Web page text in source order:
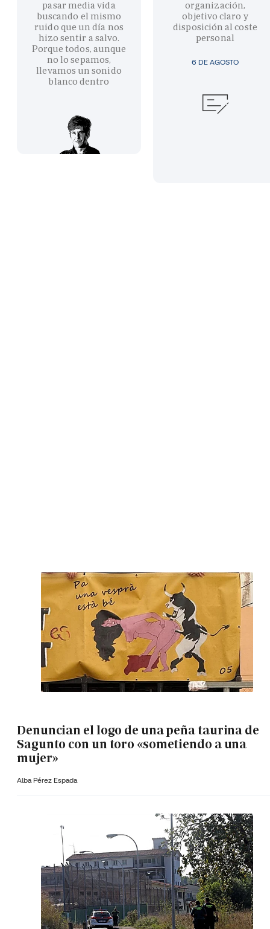
pasar media vida
buscando el mismo
ruido que un día nos
hizo sentir a salvo.
Porque todos, aunque
no lo sepamos,
llevamos un sonido
blanco dentro
6 DE AGOSTO
organización,
objetivo claro y
disposición al coste
personal
Denuncian el logo de una peña taurina de
Sagunto con un toro «sometiendo a una
mujer»
Alba Pérez Espada